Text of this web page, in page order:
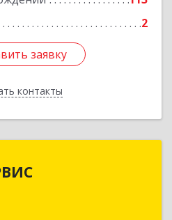
2
заявку
контакты
заявку
Назад